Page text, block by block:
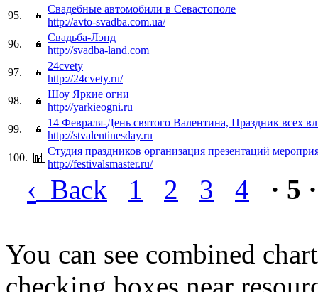
95.
Свадебные автомобили в Севастополе
http://avto-svadba.com.ua/
96.
Свадьба-Лэнд
http://svadba-land.com
97.
24cvety
http://24cvety.ru/
98.
Шоу Яркие огни
http://yarkieogni.ru
99.
14 Февраля-День святого Валентина, Праздник всех
http://stvalentinesday.ru
100.
Cтудия праздников организация презентаций
http://festivalsmaster.ru/
‹ Back 1 2 3 4 · 5 ·
You can see combined
checking boxes near